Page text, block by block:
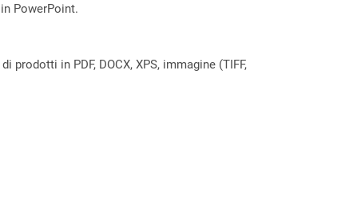
PowerPoint.
in PDF, DOCX, XPS, immagine (TIFF,